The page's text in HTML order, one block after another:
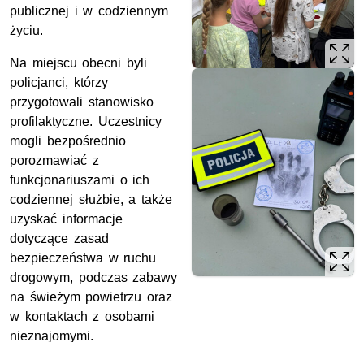
publicznej i w codziennym
życiu.
Na miejscu obecni byli
policjanci, którzy
przygotowali stanowisko
profilaktyczne. Uczestnicy
mogli bezpośrednio
porozmawiać z
funkcjonariuszami o ich
codziennej służbie, a także
uzyskać informacje
dotyczące zasad
bezpieczeństwa w ruchu
drogowym, podczas zabawy
na świeżym powietrzu oraz
w kontaktach z osobami
nieznajomymi.